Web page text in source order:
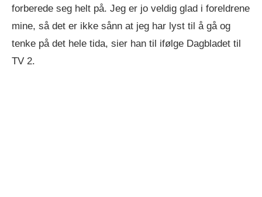
forberede seg helt på. Jeg er jo veldig glad i foreldrene
mine, så det er ikke sånn at jeg har lyst til å gå og
tenke på det hele tida, sier han til ifølge Dagbladet til
TV 2.